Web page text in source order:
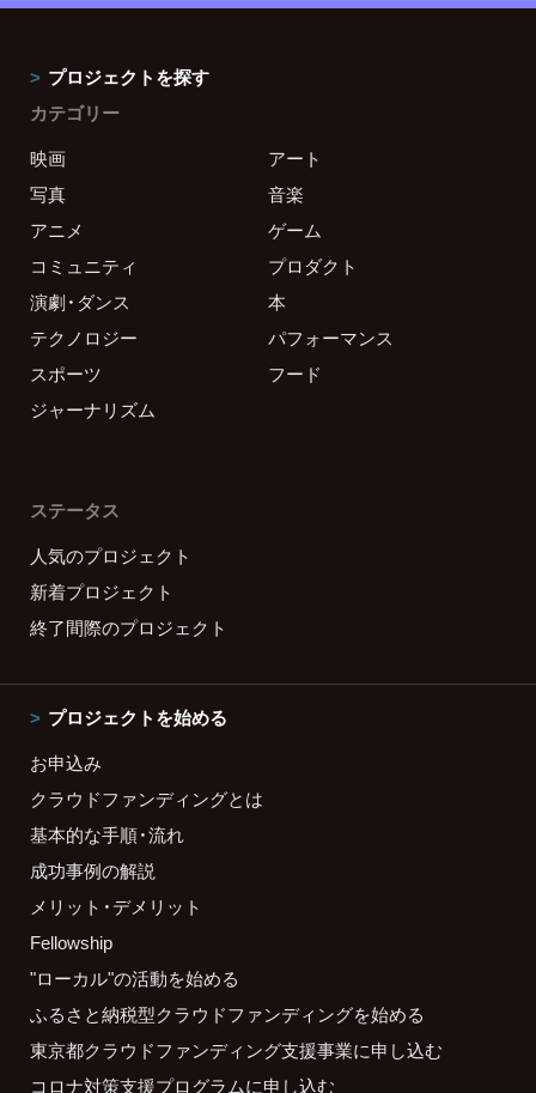
プロジェクトを探す
カテゴリー
映画
アート
写真
音楽
アニメ
ゲーム
コミュニティ
プロダクト
演劇・ダンス
本
テクノロジー
パフォーマンス
スポーツ
フード
ジャーナリズム
ステータス
人気のプロジェクト
新着プロジェクト
終了間際のプロジェクト
プロジェクトを始める
お申込み
クラウドファンディングとは
基本的な手順・流れ
成功事例の解説
メリット・デメリット
Fellowship
"ローカル"の活動を始める
ふるさと納税型クラウドファンディングを始める
東京都クラウドファンディング支援事業に申し込む
コロナ対策支援プログラムに申し込む